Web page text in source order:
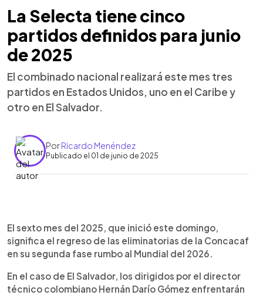
La Selecta tiene cinco
partidos definidos para junio
de 2025
El combinado nacional realizará este mes tres
partidos en Estados Unidos, uno en el Caribe y
otro en El Salvador.
PorRicardo Menéndez
Publicado el 01 de junio de 2025
Escuchar artículo
El sexto mes del 2025, que inició este domingo,
significa el regreso de las eliminatorias de la Concacaf
en su segunda fase rumbo al Mundial del 2026.
En el caso de El Salvador, los dirigidos por el director
técnico colombiano Hernán Darío Gómez enfrentarán